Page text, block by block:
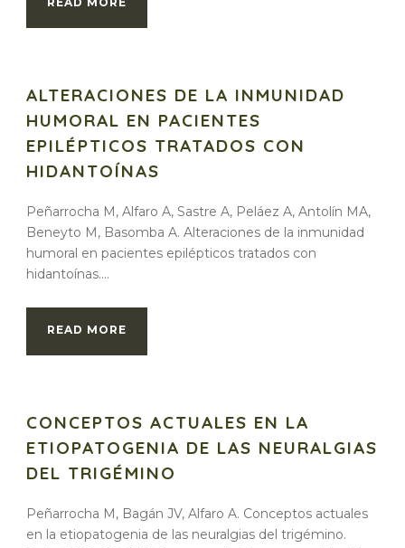
ALTERACIONES DE LA INMUNIDAD
HUMORAL EN PACIENTES
EPILÉPTICOS TRATADOS CON
HIDANTOÍNAS
Peñarrocha M, Alfaro A, Sastre A, Peláez A, Antolín MA,
Beneyto M, Basomba A. Alteraciones de la inmunidad
humoral en pacientes epilépticos tratados con
hidantoínas....
READ MORE
CONCEPTOS ACTUALES EN LA
ETIOPATOGENIA DE LAS NEURALGIAS
DEL TRIGÉMINO
Peñarrocha M, Bagán JV, Alfaro A. Conceptos actuales
en la etiopatogenia de las neuralgias del trigémino.